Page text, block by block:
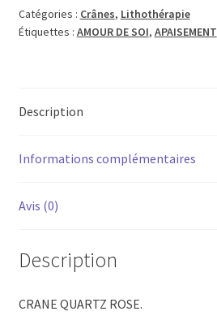
Catégories : Crânes, Lithothérapie
Étiquettes : AMOUR DE SOI, APAISEMENT
Description
Informations complémentaires
Avis (0)
Description
CRANE QUARTZ ROSE.